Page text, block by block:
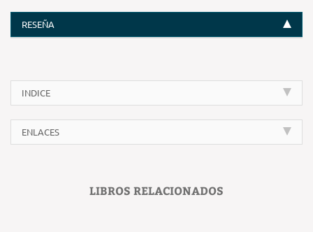
RESEÑA
INDICE
ENLACES
LIBROS RELACIONADOS